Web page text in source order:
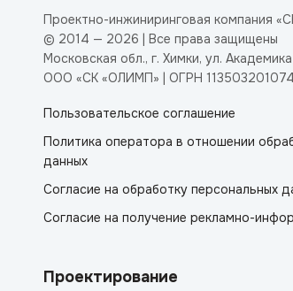
Проектно-инжиниринговая компания
© 2014 — 2026 | Все права защищены
Московская обл., г. Химки, ул.
ООО «СК «ОЛИМП» | ОГРН
Пользовательское соглашение
Политика оператора в отношении
данных
Согласие на обработку персональных
Согласие на получение рекламно-
Проектирование